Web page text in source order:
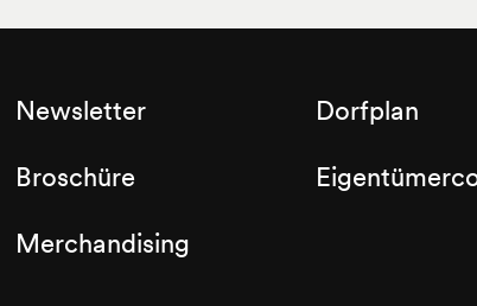
Newsletter
Broschüre
Merchandising
Dorfplan